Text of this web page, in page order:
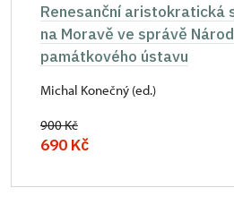
Renesanční aristokratická
na Moravě ve správě
památkového ústavu
Michal Konečný (ed.)
900 Kč
690 Kč